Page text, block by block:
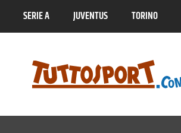
SERIE A JUVENTUS TORINO